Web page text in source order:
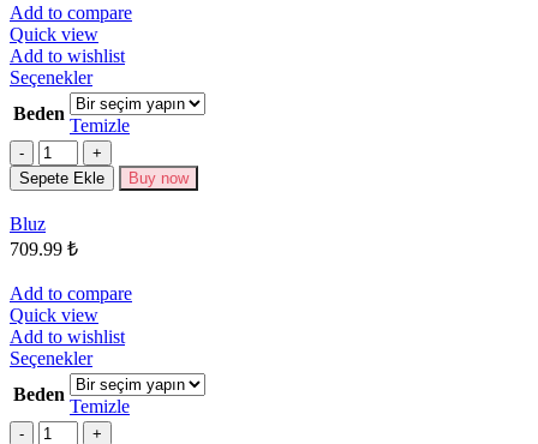
Add to compare
Quick view
Add to wishlist
SeçeneklerBu
ürünün
birden
fazla
varyasyonu
var.
Beden
Temizle
Miktar
Sepete Ekle Buy now
Bluz
709.99 ₺
Add to compare
Quick view
Add to wishlist
SeçeneklerBu
ürünün
birden
fazla
Beden
Temizle
Miktar